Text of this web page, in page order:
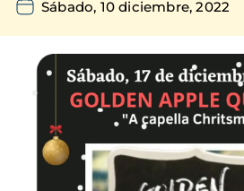
Sábado, 10 diciembre, 2022